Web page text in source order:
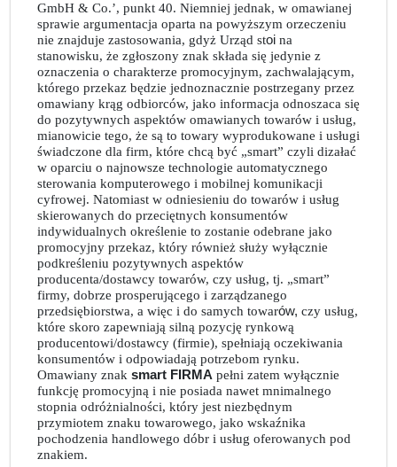
GmbH & Co.’, punkt 40. Niemniej jednak, w omawianej
sprawie argumentacja oparta na powyższym orzeczeniu
nie znajduje zastosowania, gdyż Urząd stoi na
stanowisku, że zgłoszony znak składa się jedynie z
oznaczenia o charakterze promocyjnym, zachwalającym,
którego przekaz będzie jednoznacznie postrzegany przez
omawiany krąg odbiorców, jako informacja odnoszaca się
do pozytywnych aspektów omawianych towarów i usług,
mianowicie tego, że są to towary wyprodukowane i usługi
świadczone dla firm, które chcą być „smart” czyli dizałać
w oparciu o najnowsze technologie automatycznego
sterowania komputerowego i mobilnej komunikacji
cyfrowej. Natomiast w odniesieniu do towarów i usług
skierowanych do przeciętnych konsumentów
indywidualnych określenie to zostanie odebrane jako
promocyjny przekaz, który również służy wyłącznie
podkreśleniu pozytywnych aspektów
producenta/dostawcy towarów, czy usług, tj. „smart”
firmy, dobrze prosperującego i zarządzanego
przedsiębiorstwa, a więc i do samych towarów, czy usług,
które skoro zapewniają silną pozycję rynkową
producentowi/dostawcy (firmie), spełniają oczekiwania
konsumentów i odpowiadają potrzebom rynku.
Omawiany znak smart FIRMA pełni zatem wyłącznie
funkcję promocyjną i nie posiada nawet mnimalnego
stopnia odróżnialności, który jest niezbędnym
przymiotem znaku towarowego, jako wskaźnika
pochodzenia handlowego dóbr i usług oferowanych pod
znakiem.